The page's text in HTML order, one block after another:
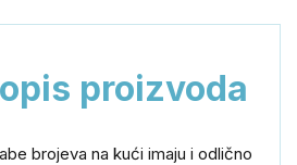
proizvoda
brojeva na kući imaju i odlično